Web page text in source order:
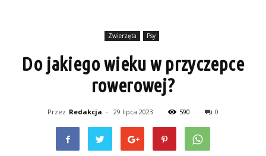
Zwierzęta Psy
Do jakiego wieku w przyczepce
rowerowej?
Przez Redakcja - 29 lipca 2023 590 0